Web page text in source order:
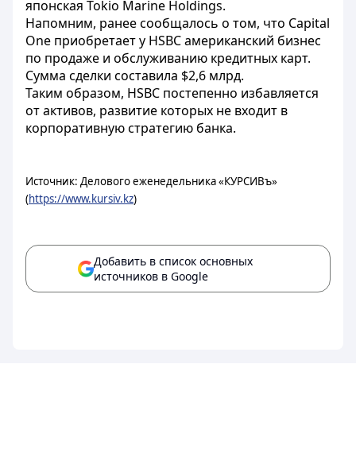
японская Tokio Marine Holdings.
Напомним, ранее сообщалось о том, что Capital
One приобретает у HSBC американский бизнес
по продаже и обслуживанию кредитных карт.
Сумма сделки составила $2,6 млрд.
Таким образом, HSBC постепенно избавляется
от активов, развитие которых не входит в
корпоративную стратегию банка.
Источник: Делового еженедельника «КУРСИВъ»
(https://www.kursiv.kz)
Добавить в список основных
источников в Google